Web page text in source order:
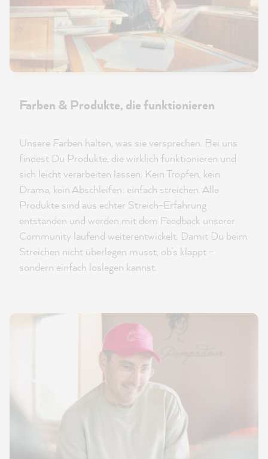
Farben & Produkte, die funktionieren
Unsere Farben halten, was sie versprechen. Bei uns
findest Du Produkte, die wirklich funktionieren und
sich leicht verarbeiten lassen. Kein Tropfen, kein
Drama, kein Abschleifen: einfach streichen. Alle
Produkte sind aus echter Streich-Erfahrung
entstanden und werden mit dem Feedback unserer
Community laufend weiterentwickelt. Damit Du beim
Streichen nicht überlegen musst, ob’s klappt –
sondern einfach loslegen kannst.